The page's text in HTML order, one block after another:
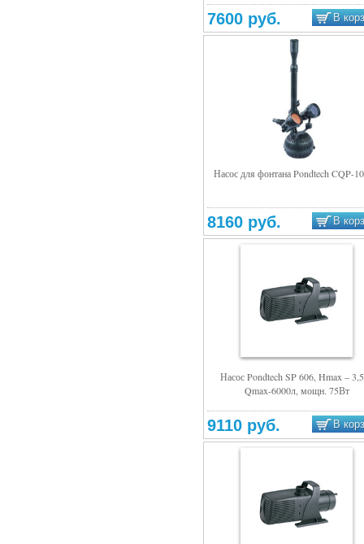
7600 руб. В
Насос для фонтана Pondtech CQP-
8160 руб. В
Насос Pondtech SP 606, Hmax –
Qmax-6000л, мощн. 75Вт
9110 руб. В